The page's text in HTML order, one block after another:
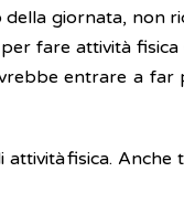
giornata, non
fare attività fisica
entrare a
fisica. Anche